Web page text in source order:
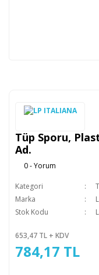
Tüp Sporu,
Ad.
0 - Yorum
Kategori
Marka
Stok Kodu
653,47 TL + KDV
784,17 TL